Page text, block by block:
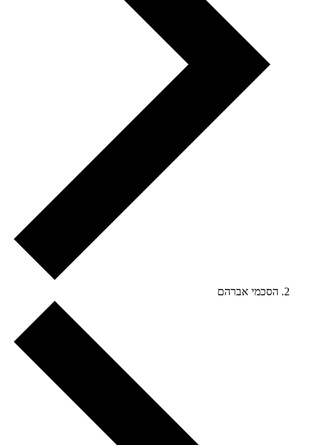
הסכמי אברהם